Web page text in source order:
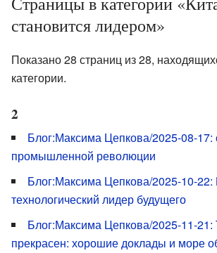
становится лидером»
Показано 28 страниц из 28,
категории.
2
Блог:Максима Цепкова/2025-08-17:
промышленной революции
Блог:Максима Цепкова/2025-10-22:
технологический лидер будущего
Блог:Максима Цепкова/2025-11-21:
прекрасен: хорошие доклады и море